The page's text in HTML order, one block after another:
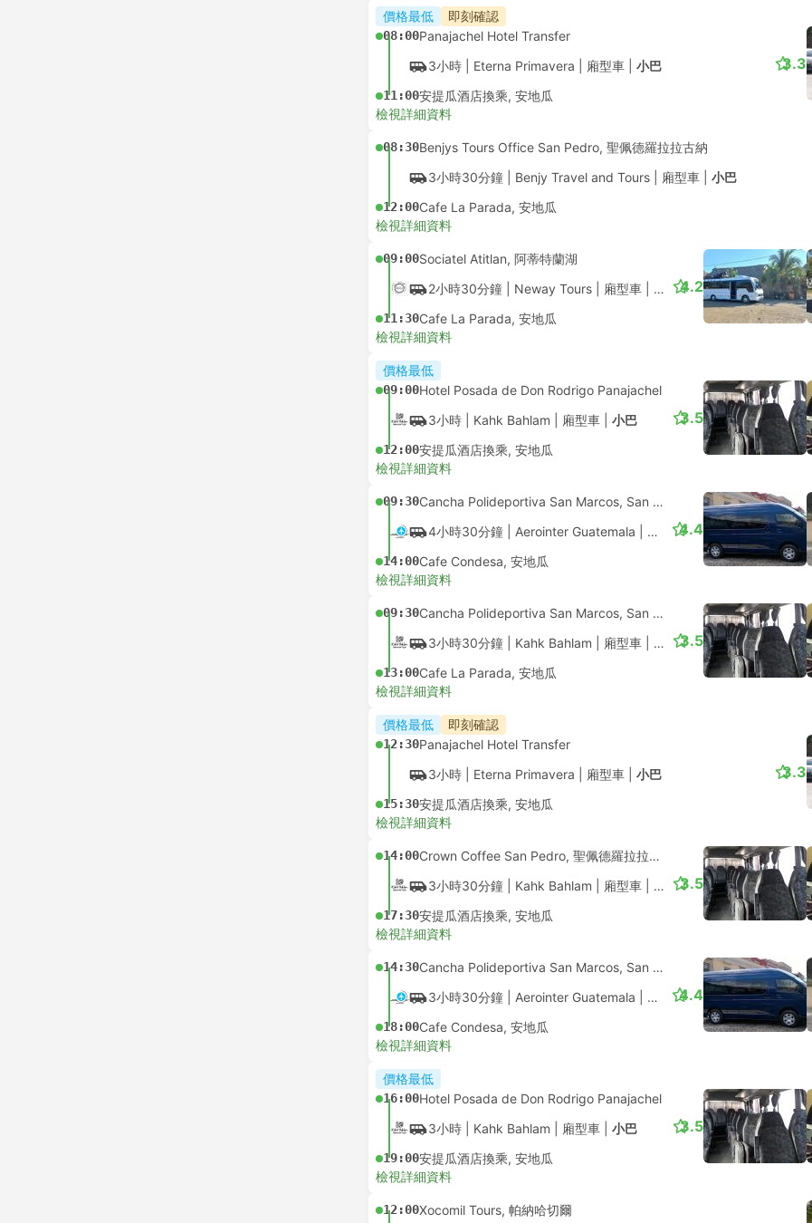
價格最低 即刻確認
08:00Panajachel Hotel Transfer
3小時 | Eterna Primavera 廂型車 小巴
11:00安提瓜酒店換乘, 安地瓜
3.3
檢視詳細資料
08:30Benjys Tours Office San Pedro, 聖佩德羅拉拉古納
3小時30分鐘 | Benjy Travel and Tours 廂型車 小巴
12:00Cafe La Parada, 安地瓜
檢視詳細資料
09:00Sociatel Atitlan, 阿蒂特蘭湖
2小時30分鐘 | Neway Tours 廂型車 小巴
11:30Cafe La Parada, 安地瓜
4.2
檢視詳細資料
價格最低
09:00Hotel Posada de Don Rodrigo Panajachel
3小時 | Kahk Bahlam 廂型車 小巴
12:00安提瓜酒店換乘, 安地瓜
3.5
檢視詳細資料
09:30
Cancha Polideportiva San Marcos, San Marcos La Laguna
4小時30分鐘 | Aerointer Guatemala 廂型車|小巴
14:00Cafe Condesa, 安地瓜
4.4
檢視詳細資料
09:30
Cancha Polideportiva San Marcos, San Marcos La Laguna
3小時30分鐘 | Kahk Bahlam 廂型車 小巴
13:00Cafe La Parada, 安地瓜
3.5
檢視詳細資料
價格最低 即刻確認
12:30Panajachel Hotel Transfer
3小時 | Eterna Primavera 廂型車 小巴
15:30安提瓜酒店換乘, 安地瓜
3.3
檢視詳細資料
14:00
Crown Coffee San Pedro, 聖佩德羅拉拉古納
3小時30分鐘 | Kahk Bahlam 廂型車 小巴
17:30安提瓜酒店換乘, 安地瓜
3.5
檢視詳細資料
14:30
Cancha Polideportiva San Marcos, San Marcos La Laguna
3小時30分鐘 | Aerointer Guatemala 廂型車|小巴
18:00Cafe Condesa, 安地瓜
4.4
檢視詳細資料
價格最低
16:00Hotel Posada de Don Rodrigo Panajachel
3小時 | Kahk Bahlam 廂型車 小巴
19:00安提瓜酒店換乘, 安地瓜
3.5
檢視詳細資料
12:00Xocomil Tours, 帕納哈切爾